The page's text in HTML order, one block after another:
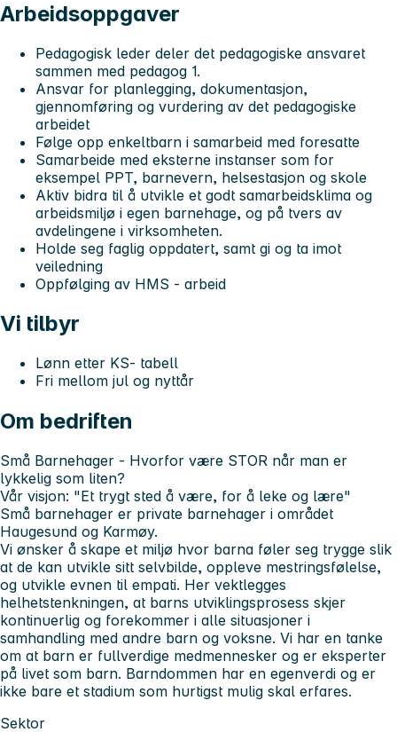
Arbeidsoppgaver
Pedagogisk leder deler det pedagogiske ansvaret
sammen med pedagog 1.
Ansvar for planlegging, dokumentasjon,
gjennomføring og vurdering av det pedagogiske
arbeidet
Følge opp enkeltbarn i samarbeid med foresatte
Samarbeide med eksterne instanser som for
eksempel PPT, barnevern, helsestasjon og skole
Aktiv bidra til å utvikle et godt samarbeidsklima og
arbeidsmiljø i egen barnehage, og på tvers av
avdelingene i virksomheten.
Holde seg faglig oppdatert, samt gi og ta imot
veiledning
Oppfølging av HMS - arbeid
Vi tilbyr
Lønn etter KS- tabell
Fri mellom jul og nyttår
Om bedriften
Små Barnehager - Hvorfor være STOR når man er
lykkelig som liten?
Vår visjon: "Et trygt sted å være, for å leke og lære"
Små barnehager er private barnehager i området
Haugesund og Karmøy.
Vi ønsker å skape et miljø hvor barna føler seg trygge slik
at de kan utvikle sitt selvbilde, oppleve mestringsfølelse,
og utvikle evnen til empati. Her vektlegges
helhetstenkningen, at barns utviklingsprosess skjer
kontinuerlig og forekommer i alle situasjoner i
samhandling med andre barn og voksne. Vi har en tanke
om at barn er fullverdige medmennesker og er eksperter
på livet som barn. Barndommen har en egenverdi og er
ikke bare et stadium som hurtigst mulig skal erfares.
Sektor